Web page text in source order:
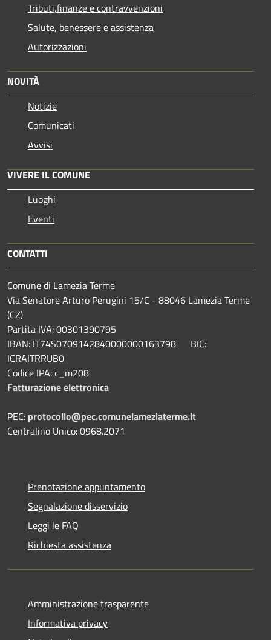
Tributi,finanze e contravvenzioni
Salute, benessere e assistenza
Autorizzazioni
NOVITÀ
Notizie
Comunicati
Avvisi
VIVERE IL COMUNE
Luoghi
Eventi
CONTATTI
Comune di Lamezia Terme
Via Senatore Arturo Perugini 15/C - 88046 Lamezia Terme
(CZ)
Partita IVA: 00301390795
IBAN: IT74S0709142840000000163798 BIC:
ICRAITRRUB0
Codice IPA: c_m208
Fatturazione elettronica
PEC: protocollo@pec.comunelameziaterme.it
Centralino Unico: 0968.2071
Prenotazione appuntamento
Segnalazione disservizio
Leggi le FAQ
Richiesta assistenza
Amministrazione trasparente
Informativa privacy